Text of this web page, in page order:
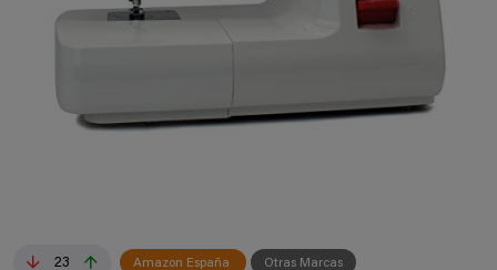
23 Amazon España Otras Marcas